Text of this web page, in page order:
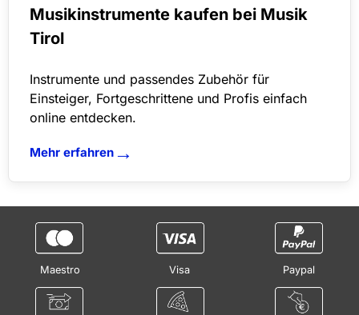
Musikinstrumente kaufen bei Musik
Tirol
Instrumente und passendes Zubehör für
Einsteiger, Fortgeschrittene und Profis einfach
online entdecken.
Mehr erfahren →
Maestro Visa Paypal